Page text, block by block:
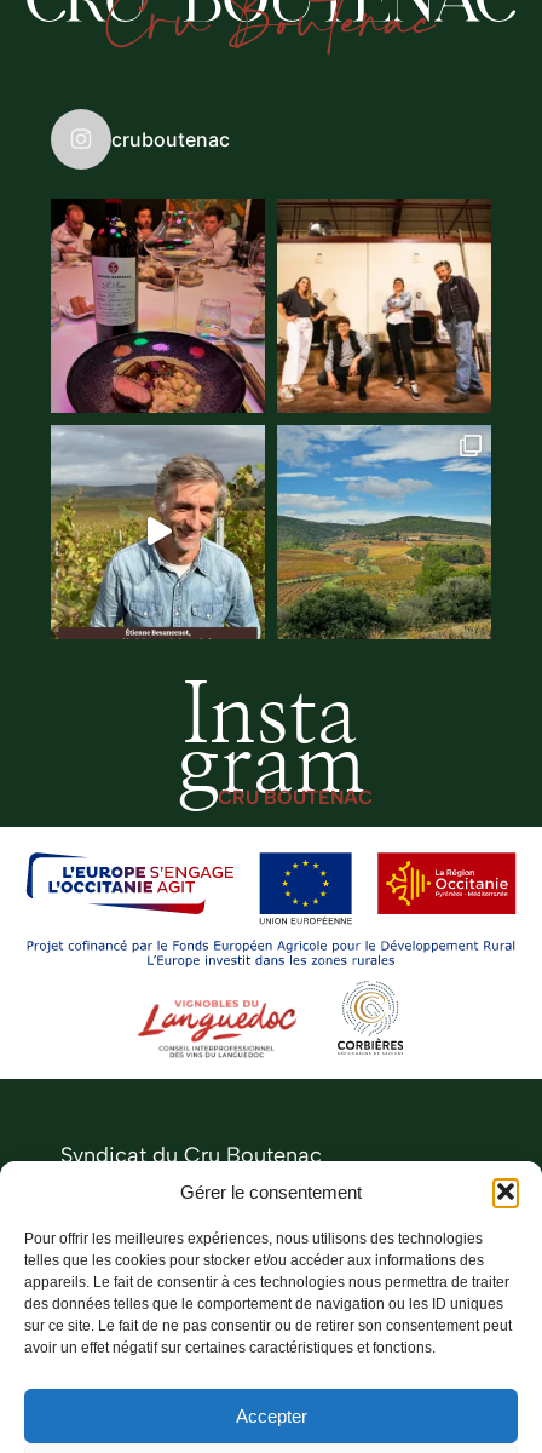
Gérer le consentement
Pour offrir les meilleures expériences, nous utilisons des technologies
telles que les cookies pour stocker et/ou accéder aux informations des
appareils. Le fait de consentir à ces technologies nous permettra de traiter
des données telles que le comportement de navigation ou les ID uniques
sur ce site. Le fait de ne pas consentir ou de retirer son consentement peut
avoir un effet négatif sur certaines caractéristiques et fonctions.
Accepter
cruboutenac
Insta
gram
CRU BOUTENAC
Syndicat du Cru Boutenac
04 68 27 73 00
instagram